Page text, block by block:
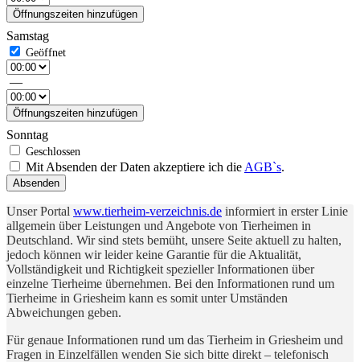
Öffnungszeiten hinzufügen
Samstag
—
Öffnungszeiten hinzufügen
Sonntag
Mit Absenden der Daten akzeptiere ich die AGB`s.
Absenden
Unser Portal www.tierheim-verzeichnis.de informiert in erster Linie
allgemein über Leistungen und Angebote von Tierheimen in
Deutschland. Wir sind stets bemüht, unsere Seite aktuell zu halten,
jedoch können wir leider keine Garantie für die Aktualität,
Vollständigkeit und Richtigkeit spezieller Informationen über
einzelne Tierheime übernehmen. Bei den Informationen rund um
Tierheime in Griesheim kann es somit unter Umständen
Abweichungen geben.
Für genaue Informationen rund um das Tierheim in Griesheim und
Fragen in Einzelfällen wenden Sie sich bitte direkt – telefonisch